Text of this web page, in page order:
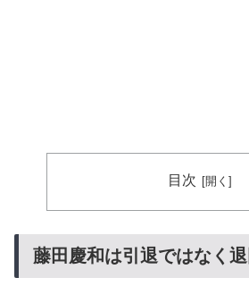
目次
藤田慶和は引退ではなく